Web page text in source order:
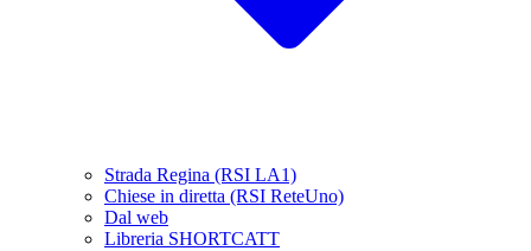
Strada Regina (RSI LA1)
Chiese in diretta (RSI ReteUno)
Dal web
Libreria SHORTCATT